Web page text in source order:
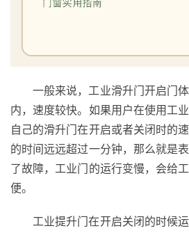
首
入
户
门
室
一般来说，工业滑升门开启门
内，速度较快。如果用户在使用工
自己的滑升门在开启或者关闭时的
的时间远远超过一分钟，那么就是
了故障，工业门的运行变慢，会给
便。
工业提升门在开启关闭的时候